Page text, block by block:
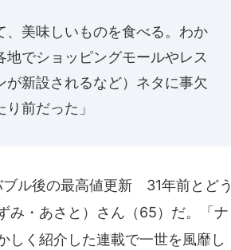
、美味しいものを食べる。わか
でショッピングモールやレス
が新設されるなど）ネタに事欠
前だった」
ル後の最高値更新 31年前とどう
み・あさと）さん（65）だ。「ナ
しく紹介した連載で一世を風靡し